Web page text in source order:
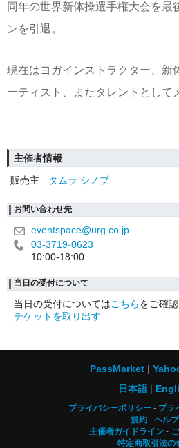
同年の世界新体操選手権大会を最
ンを引退。
現在はヨガインストラクター、新
ーティスト、またタレントとして
主催者情報
販売主
タムラ シノブ
お問い合わせ先
eventspace@urg.co.jp
03-3719-0623
10:00-18:00
当日の受付について
当日の受付についてはこちらをご確認
チケットを取り出す
PassMarket
日本語
プライバシーポリシー
プラ
規約
ヘルプ
主催者ガイドライン
特定商取引法の